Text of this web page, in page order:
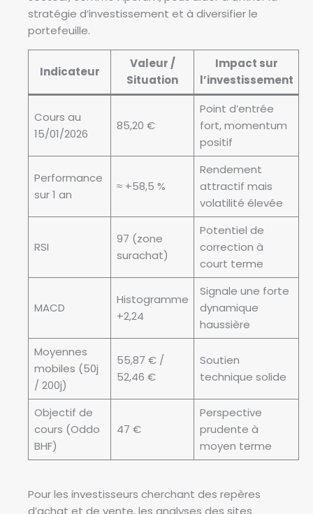
stratégie d’investissement et à diversifier le
portefeuille.
Indicateur
Valeur /
Situation
Impact sur
l’investissement
Cours au
15/01/2026
85,20 €
Point d’entrée
fort, momentum
positif
Performance
sur 1 an
≈ +58,5 %
Rendement
attractif mais
volatilité élevée
RSI
97 (zone
surachat)
Potentiel de
correction à
court terme
MACD
Histogramme
+2,24
Signale une forte
dynamique
haussière
Moyennes
mobiles (50j
/ 200j)
55,87 € /
52,46 €
Soutien
technique solide
Objectif de
cours (Oddo
BHF)
47 €
Perspective
prudente à
moyen terme
Pour les investisseurs cherchant des repères
d’achat et de vente, les analyses des sites